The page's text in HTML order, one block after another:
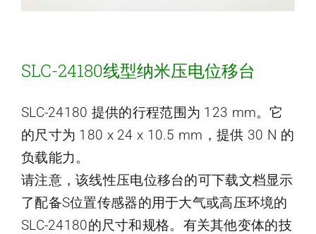
SLC-24180线型纳米压电位移台
SLC-24180 提供的行程范围为 123 mm。它
的尺寸为 180 x 24 x 10.5 mm，提供 30 N 的
负载能力。
请注意，该线性压电位移台的可下载文档显示
了配备S位置传感器的用于大气或高压环境的
SLC-24180的尺寸和规格。有关其他变体的技